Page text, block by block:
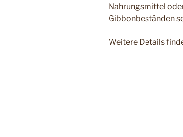
Nahrungsmittel
Gibbonbeständen
Weitere Details